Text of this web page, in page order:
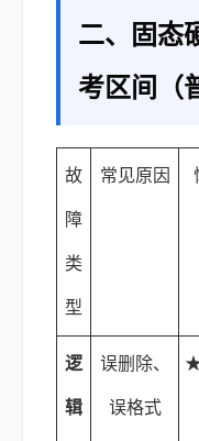
二、固态
考区间（
故
障
类
型
常见原因
逻
辑
误删除、
误格式